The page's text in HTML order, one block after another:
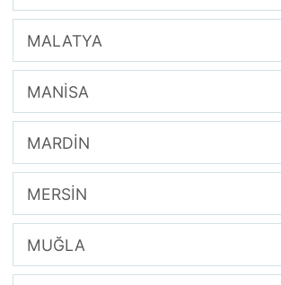
MALATYA
MANİSA
MARDİN
MERSİN
MUĞLA